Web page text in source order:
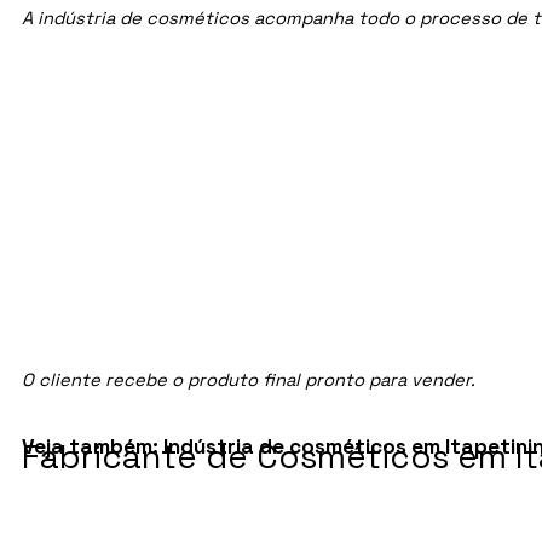
A indústria de cosméticos acompanha todo o processo
O cliente recebe o produto final pronto para vender.
Veja também: Indústria de cosméticos em
Fabricante de Cosméticos em